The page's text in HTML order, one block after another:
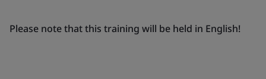
Please note that this training will be held in English!